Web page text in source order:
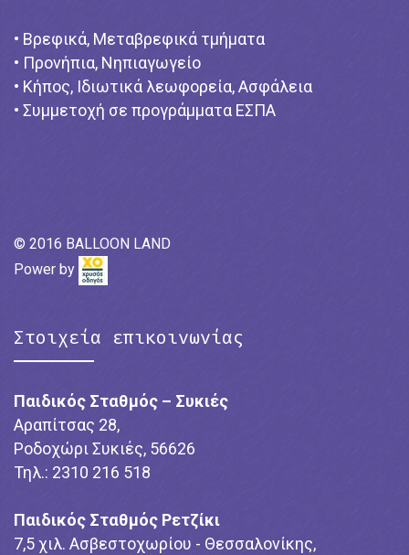
• Βρεφικά, Μεταβρεφικά τμήματα
• Προνήπια, Νηπιαγωγείο
• Κήπος, Ιδιωτικά λεωφορεία, Ασφάλεια
• Συμμετοχή σε προγράμματα ΕΣΠΑ
© 2016 BALLOON LAND
Power by
Στοιχεία επικοινωνίας
Παιδικός Σταθμός – Συκιές
Αραπίτσας 28,
Ροδοχώρι Συκιές, 56626
Τηλ.: 2310 216 518
Παιδικός Σταθμός Ρετζίκι
7,5 χιλ. Ασβεστοχωρίου - Θεσσαλονίκης,